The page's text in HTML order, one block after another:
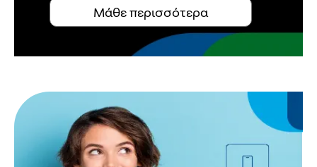
Μάθε περισσότερα